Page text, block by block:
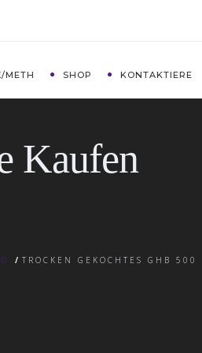
METH SHOP KONTAKTIERE
Kaufen
/ TROCKEN GEKOCHTES GHB